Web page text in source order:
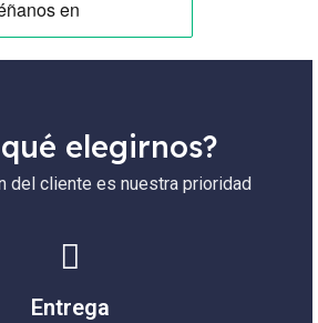
elegirnos?
del cliente es nuestra prioridad
Entrega